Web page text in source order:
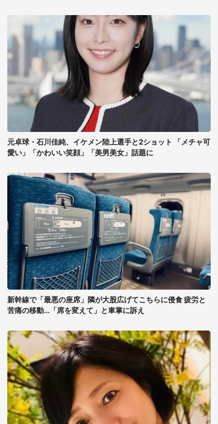
元卓球・石川佳純、イケメン陸上選手と2ショット 「メチャ可
愛い」「かわいい笑顔」「美男美女」話題に
新幹線で「最悪の座席」隣が大股広げてこちらに侵食 疲労と
苦痛の移動...「席を変えて」と車掌に訴え